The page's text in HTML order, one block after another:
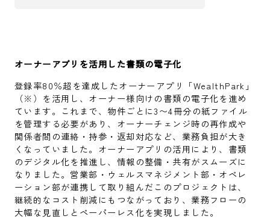
オーナーアプリを活用した書類の電子化
登録率80％超を達成したオーナーアプリ「WealthPark」
（※）を活用し、オーナー様向けの書類の電子化を進め
ています。これまで、物件ごとに3〜4冊分の紙ファイル
を管理する必要があり、オーナーチェンジ時の再作成や
関係者間の連絡・持参・返却対応など、業務負担が大き
くなっていました。オーナーアプリの活用により、書類
のデジタル化を推進し、情報の整備・共有がスムーズに
なりました。営業部・ウェルスマネジメント部・オペレ
ーション部が連携して取り組んだこのプロジェクトは、
継続的なコスト削減にもつながっており、業務フローの
大幅な見直しとペーパーレス化を実現しました。